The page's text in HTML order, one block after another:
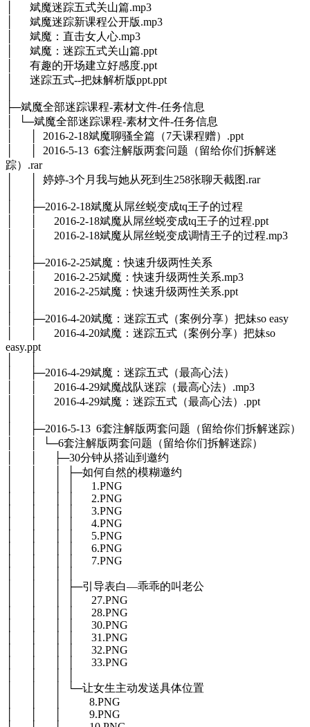
│ 斌魔迷踪五式关山篇.mp3
│ 斌魔迷踪新课程公开版.mp3
│ 斌魔：直击女人心.mp3
│ 斌魔：迷踪五式关山篇.ppt
│ 有趣的开场建立好感度.ppt
│ 迷踪五式--把妹解析版ppt.ppt
├─斌魔全部迷踪课程-素材文件-任务信息
│ └─斌魔全部迷踪课程-素材文件-任务信息
│ │ 2016-2-18斌魔聊骚全篇（7天课程赠）.ppt
│ │ 2016-5-13 6套注解版两套问题（留给你们拆解迷
踪）.rar
│ │ 婷婷-3个月我与她从死到生258张聊天截图.rar
│ ├─2016-2-18斌魔从屌丝蜕变成tq王子的过程
│ │ 2016-2-18斌魔从屌丝蜕变成tq王子的过程.ppt
│ │ 2016-2-18斌魔从屌丝蜕变成调情王子的过程.mp3
│ ├─2016-2-25斌魔：快速升级两性关系
│ │ 2016-2-25斌魔：快速升级两性关系.mp3
│ │ 2016-2-25斌魔：快速升级两性关系.ppt
│ ├─2016-4-20斌魔：迷踪五式（案例分享）把妹so easy
│ │ 2016-4-20斌魔：迷踪五式（案例分享）把妹so
easy.ppt
│ ├─2016-4-29斌魔：迷踪五式（最高心法）
│ │ 2016-4-29斌魔战队迷踪（最高心法）.mp3
│ │ 2016-4-29斌魔：迷踪五式（最高心法）.ppt
│ ├─2016-5-13 6套注解版两套问题（留给你们拆解迷踪）
│ │ └─6套注解版两套问题（留给你们拆解迷踪）
│ │ ├─30分钟从搭讪到邀约
│ │ │ ├─如何自然的模糊邀约
│ │ │ │ 1.PNG
│ │ │ │ 2.PNG
│ │ │ │ 3.PNG
│ │ │ │ 4.PNG
│ │ │ │ 5.PNG
│ │ │ │ 6.PNG
│ │ │ │ 7.PNG
│ │ │ ├─引导表白—乖乖的叫老公
│ │ │ │ 27.PNG
│ │ │ │ 28.PNG
│ │ │ │ 30.PNG
│ │ │ │ 31.PNG
│ │ │ │ 32.PNG
│ │ │ │ 33.PNG
│ │ │ └─让女生主动发送具体位置
│ │ │ 8.PNG
│ │ │ 9.PNG